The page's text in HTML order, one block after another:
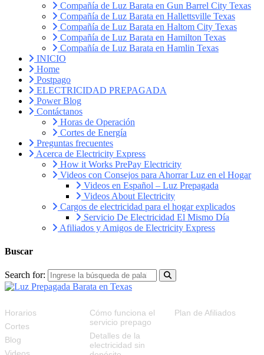
Compañía de Luz Barata en Gun Barrel City Texas
Compañía de Luz Barata en Hallettsville Texas
Compañía de Luz Barata en Haltom City Texas
Compañía de Luz Barata en Hamilton Texas
Compañía de Luz Barata en Hamlin Texas
INICIO
Home
Postpago
ELECTRICIDAD PREPAGADA
Power Blog
Contáctanos
Horas de Operación
Cortes de Energía
Preguntas frecuentes
Acerca de Electricity Express
How it Works PrePay Electricity
Videos con Consejos para Ahorrar Luz en el Hogar
Videos en Español – Luz Prepagada
Videos About Electricity
Cargos de electricidad para el hogar explicados
Servicio De Electricidad El Mismo Día
Afiliados y Amigos de Electricity Express
Buscar
Search for:
Horarios
Cortes
Blog
Cómo funciona el
servicio prepago
Detalles de la
electricidad sin
Plan de Afiliados